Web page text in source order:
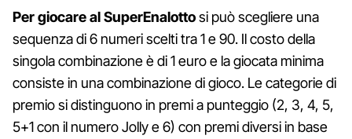
Per giocare al SuperEnalottosi può scegliere una
sequenza di 6 numeri scelti tra 1 e 90. Il costo della
singola combinazione è di 1 euro e la giocata minima
consiste in una combinazione di gioco. Le categorie di
premio si distinguono in premi a punteggio (2, 3, 4, 5,
5+1 con il numero Jolly e 6) con premi diversi in base